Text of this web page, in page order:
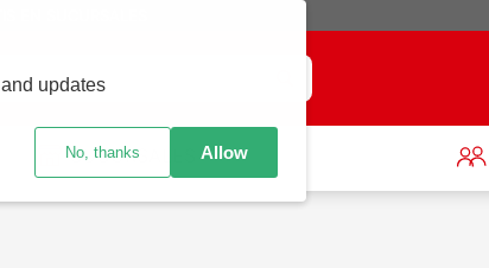
SUCURSALES
updates
No, thanks Allow